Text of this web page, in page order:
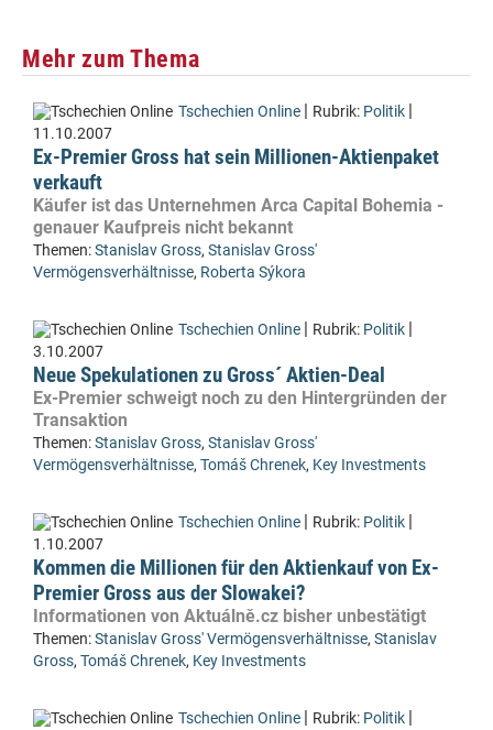
Mehr zum Thema
Tschechien Online | Rubrik: Politik |
11.10.2007
Ex-Premier Gross hat sein Millionen-Aktienpaket
verkauft
Käufer ist das Unternehmen Arca Capital Bohemia -
genauer Kaufpreis nicht bekannt
Themen:Stanislav Gross, Stanislav Gross'
Vermögensverhältnisse, Roberta Sýkora
Tschechien Online | Rubrik: Politik |
3.10.2007
Neue Spekulationen zu Gross´ Aktien-Deal
Ex-Premier schweigt noch zu den Hintergründen der
Transaktion
Themen:Stanislav Gross, Stanislav Gross'
Vermögensverhältnisse, Tomáš Chrenek, Key Investments
Tschechien Online | Rubrik: Politik |
1.10.2007
Kommen die Millionen für den Aktienkauf von Ex-
Premier Gross aus der Slowakei?
Informationen von Aktuálně.cz bisher unbestätigt
Themen:Stanislav Gross' Vermögensverhältnisse, Stanislav
Gross, Tomáš Chrenek, Key Investments
Tschechien Online | Rubrik: Politik |